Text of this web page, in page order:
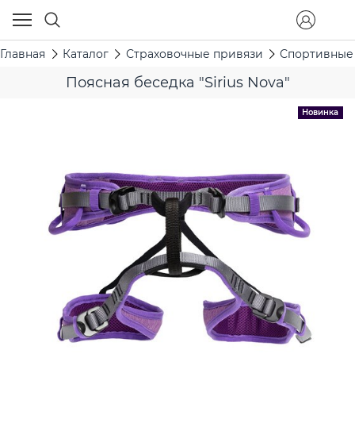
Главная Каталог Страховочные привязи Спортивные
Поясная беседка "Sirius Nova"
Новинка